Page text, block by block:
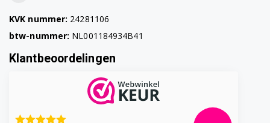
KVK nummer: 24281106
btw-nummer: NL001184934B41
Klantbeoordelingen